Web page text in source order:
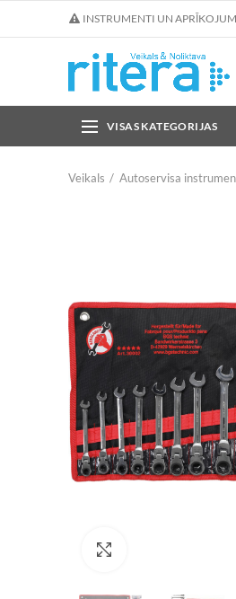
INSTRUMENTI UN
VISAS KATEGORIJAS
Veikals Autoservisa